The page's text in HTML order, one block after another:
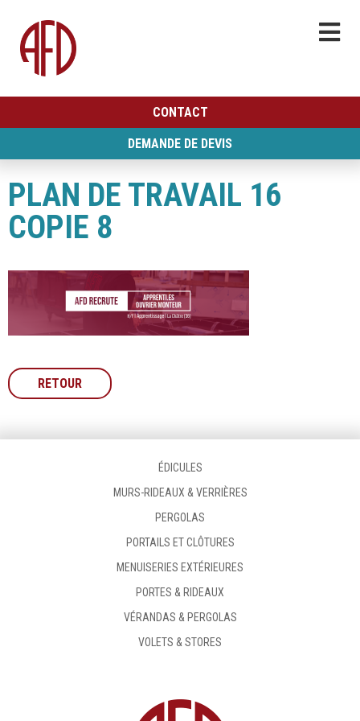
CONTACT
DEMANDE DE DEVIS
PLAN DE TRAVAIL 16
COPIE 8
RETOUR
ÉDICULES
MURS-RIDEAUX & VERRIÈRES
PERGOLAS
PORTAILS ET CLÔTURES
MENUISERIES EXTÉRIEURES
PORTES & RIDEAUX
VÉRANDAS & PERGOLAS
VOLETS & STORES